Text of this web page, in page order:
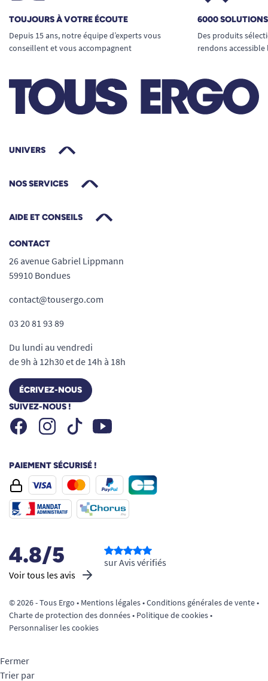
TOUJOURS À VOTRE ÉCOUTE
Depuis 15 ans, notre équipe d’experts vous
conseillent et vous accompagnent
6000
Des produits
rendons
UNIVERS
NOS SERVICES
AIDE ET CONSEILS
CONTACT
26 avenue Gabriel Lippmann
59910 Bondues
contact@tousergo.com
03 20 81 93 89
Du lundi au vendredi
de 9h à 12h30 et de 14h à 18h
ÉCRIVEZ-NOUS
SUIVEZ-NOUS !
FacebookInstagramTiktok Youtube
PAIEMENT SÉCURISÉ !
4.8/5
Voir tous les avis
sur Avis vérifiés
© 2026 - Tous Ergo • Mentions légales•Conditions générales de vente•
Charte de protection des données• Politique de cookies•
Personnaliser les cookies
Fermer
Trier par